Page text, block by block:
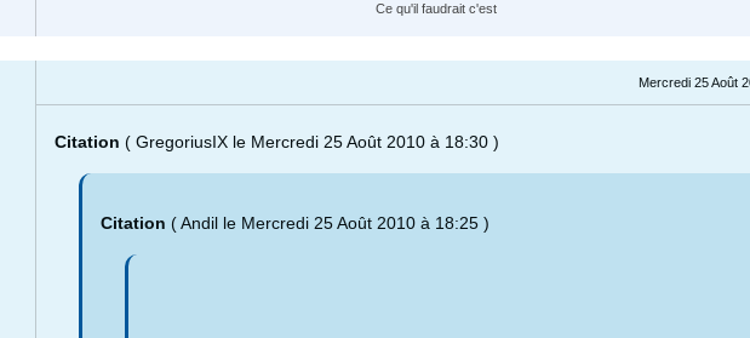
Ce qu'il faudrait c'est
Mercredi 25 Août
Citation ( GregoriusIX le Mercredi 25 Août 2010 à 18:30 )
Citation ( Andil le Mercredi 25 Août 2010 à 18:25 )